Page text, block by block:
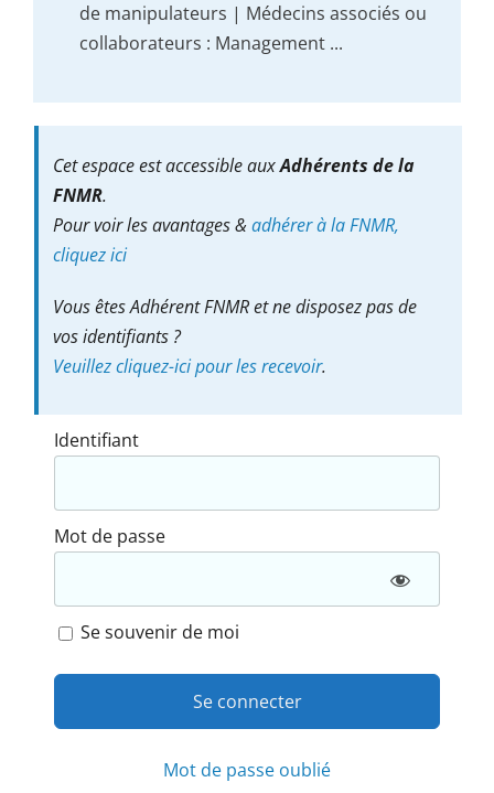
de manipulateurs | Médecins associés ou
collaborateurs : Management ...
Cet espace est accessible auxAdhérents de la
FNMR.
Pour voir les avantages &adhérer à la FNMR,
cliquez ici
Vous êtes Adhérent FNMR et ne disposez pas de
vos identifiants ?
Veuillez cliquez-ici pour les recevoir.
Identifiant
Mot de passe
Se souvenir de moi
Mot de passe oublié